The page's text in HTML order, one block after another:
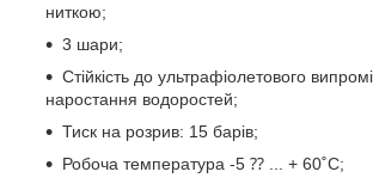
ниткою;
3 шари;
Стійкість до ультрафіолетового
наростання водоростей;
Тиск на розрив: 15 барів;
Робоча температура -5 ⁇ ... + 60˚С;